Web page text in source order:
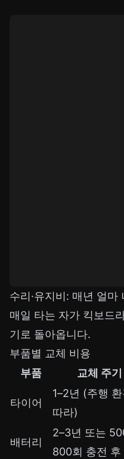
수리·유지비: 매년 얼마
매일 타는 자가 킥보드
기로 돌아옵니다.
부품별 교체 비용
부품
교체 주기
타이어
1–2년 (주행 환
따라)
배터리
2–3년 또는
800회 충전 후